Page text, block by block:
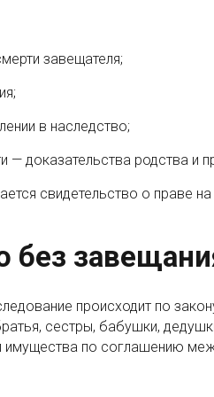
завещателя;
в наследство;
— доказательства родства и
свидетельство о праве на
без
происходит по
сестры, бабушки,
имущества по соглашению